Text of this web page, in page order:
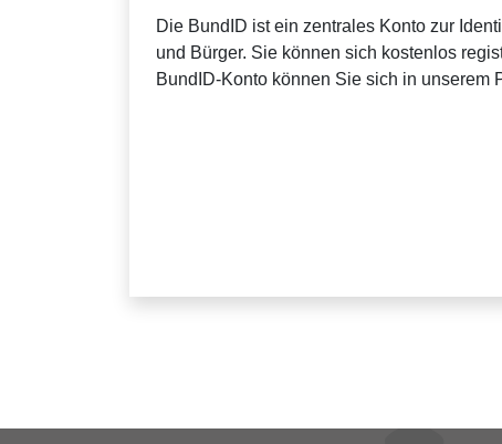
Die BundID ist ein zentrales Konto zur
und Bürger. Sie können sich kostenlos
BundID-Konto können Sie sich in unserem